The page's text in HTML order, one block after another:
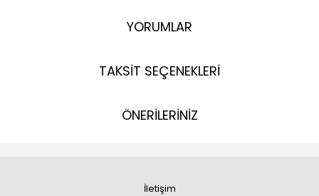
YORUMLAR
TAKSİT SEÇENEKLERİ
ÖNERİLERİNİZ
İletişim